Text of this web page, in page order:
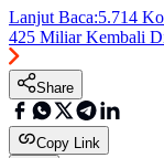
Lanjut Baca:5.714
425 Miliar Kembali
Share
Copy Link